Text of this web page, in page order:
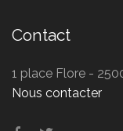
Contact
1 place Flore -
Nous contacter